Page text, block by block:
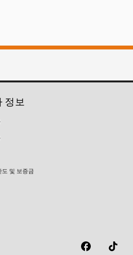
정보
도 및 보증금